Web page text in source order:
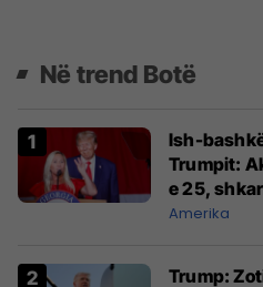
Në trend Botë
Ish-
Trumpit:
e 25,
Amerika
Trump: